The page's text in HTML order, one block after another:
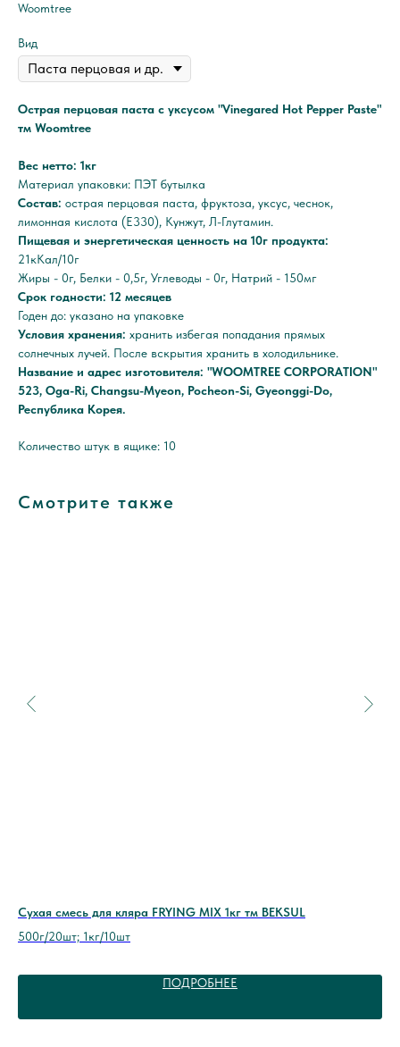
Woomtree
Вид
Острая перцовая паста с уксусом "Vinegared Hot Pepper Paste"
тм Woomtree
Вес нетто: 1кг
Материал упаковки: ПЭТ бутылка
Состав: острая перцовая паста, фруктоза, уксус, чеснок,
лимонная кислота (E330), Кунжут, Л-Глутамин.
Пищевая и энергетическая ценность на 10г продукта:
21кКал/10г
Жиры - 0г, Белки - 0,5г, Углеводы - 0г, Натрий - 150мг
Срок годности: 12 месяцев
Годен до: указано на упаковке
Условия хранения: хранить избегая попадания прямых
солнечных лучей. После вскрытия хранить в холодильнике.
Название и адрес изготовителя: "WOOMTREE CORPORATION"
523, Oga-Ri, Changsu-Myeon, Pocheon-Si, Gyeonggi-Do,
Республика Корея.
Количество штук в ящике: 10
Смотрите также
Сухая смесь для кляра FRYING MIX 1кг тм BEKSUL
500г/20шт; 1кг/10шт
ПОДРОБНЕЕ